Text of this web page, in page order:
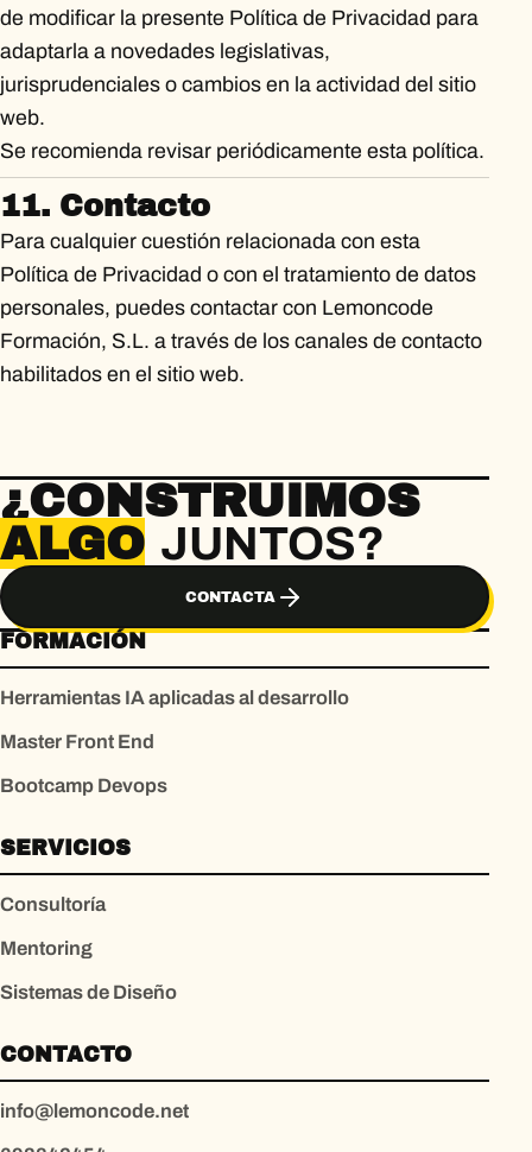
de modificar la presente Política de Privacidad para
adaptarla a novedades legislativas,
jurisprudenciales o cambios en la actividad del sitio
web.
Se recomienda revisar periódicamente esta política.
11. Contacto
Para cualquier cuestión relacionada con esta
Política de Privacidad o con el tratamiento de datos
personales, puedes contactar con Lemoncode
Formación, S.L. a través de los canales de contacto
habilitados en el sitio web.
¿CONSTRUIMOS
ALGO JUNTOS?
CONTACTA
FORMACIÓN
Herramientas IA aplicadas al desarrollo
Master Front End
Bootcamp Devops
SERVICIOS
Consultoría
Mentoring
Sistemas de Diseño
CONTACTO
info@lemoncode.net